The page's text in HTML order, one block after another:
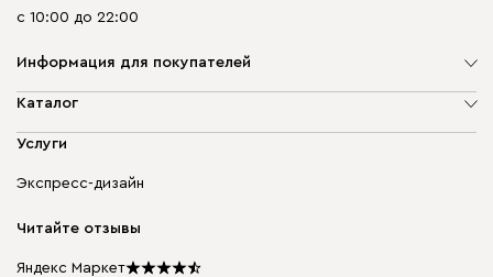
с 10:00 до 22:00
Информация для покупателей
О компании
Доставка и оплата
диван.клуб
Подарочные сертификаты
Каталог
Мягкая мебель
Бескаркасная мебель
Столы и стулья
Услуги
Экспресс-дизайн
Читайте отзывы
Яндекс Маркет